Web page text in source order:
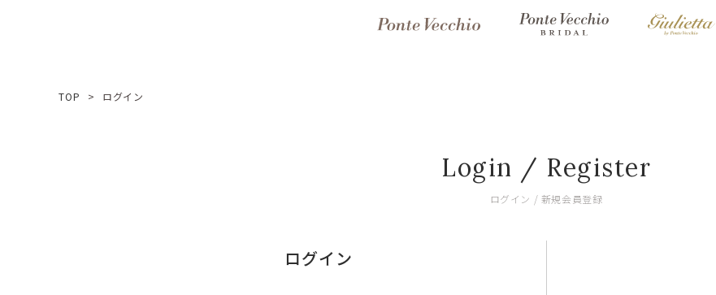
TOP ログイン
Login / Register
ログイン / 新規会員登録
ログイン